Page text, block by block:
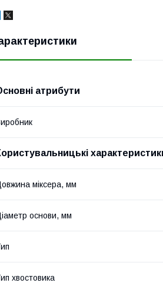
атрибути
міксера, мм
основи, мм
хвостовика